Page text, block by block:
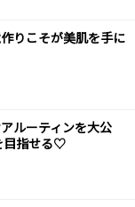
りこそが美肌を手に
ルーティンを大公
目指せる♡